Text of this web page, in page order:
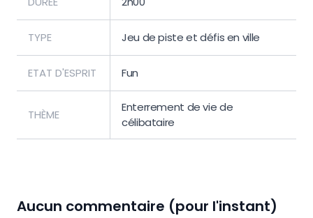
TYPE Jeu de piste et défis en ville
ETAT D'ESPRIT Fun
THÈME
Enterrement de vie de
célibataire
Aucun commentaire (pour l'instant)